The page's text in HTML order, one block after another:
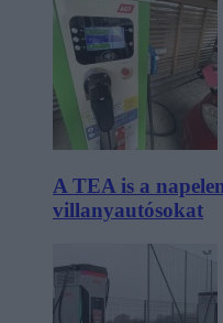
A TEA is a
villanyautósokat